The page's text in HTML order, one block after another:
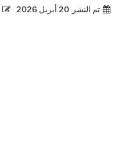
تم النشر 20 أبريل 2026